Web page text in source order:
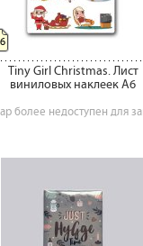
Tiny Girl Christmas. Лист
виниловых наклеек А6
более недоступен для